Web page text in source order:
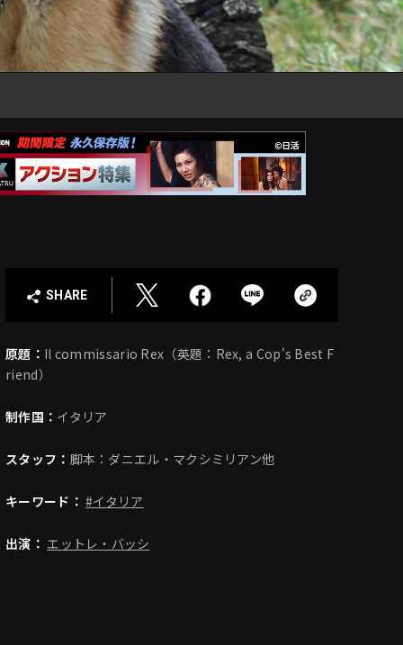
SHARE
原題： Il commissario Rex（英題：Rex, a Cop's Best F
riend）
制作国： イタリア
スタッフ： 脚本：ダニエル・マクシミリアン他
キーワード： #イタリア
出演： エットレ・バッシ